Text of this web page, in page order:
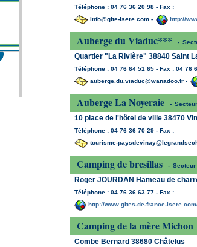
Téléphone : 04 76 36 20 98 - Fax :
info@gite-isere.com -
http://
Auberge du Viaduc*** -
Quartier "La Rivière" 38840 Saint
Téléphone : 04 76 64 51 65 - Fax : 04 76
auberge.du.viaduc@wanadoo.fr -
Auberge La Noyeraie -
10 place de l'hôtel de ville 38470
Téléphone : 04 76 36 70 29 - Fax :
tourisme-
Camping de bresillas - Secteur
Roger JOURDAN Hameau de
Téléphone : 04 76 36 63 77 - Fax :
http://www.gites-de-france-
Camping de la mère Michon
Combe Bernard 38680 Châtelus